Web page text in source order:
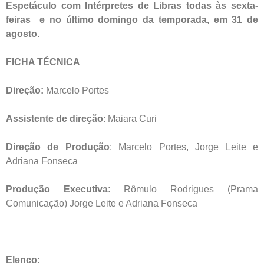
Espetáculo com Intérpretes de Libras todas às sexta-
feiras e no último domingo da temporada, em 31 de
agosto.
FICHA TÉCNICA
Direção: Marcelo Portes
Assistente de direção: Maiara Curi
Direção de Produção: Marcelo Portes, Jorge Leite e
Adriana Fonseca
Produção Executiva: Rômulo Rodrigues (Prama
Comunicação) Jorge Leite e Adriana Fonseca
Elenco: